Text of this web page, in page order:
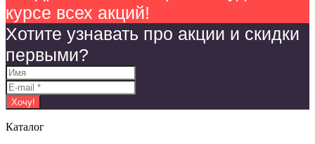
курсе всех акций!
Хотите узнавать про акции и скидки
первыми?
Каталог